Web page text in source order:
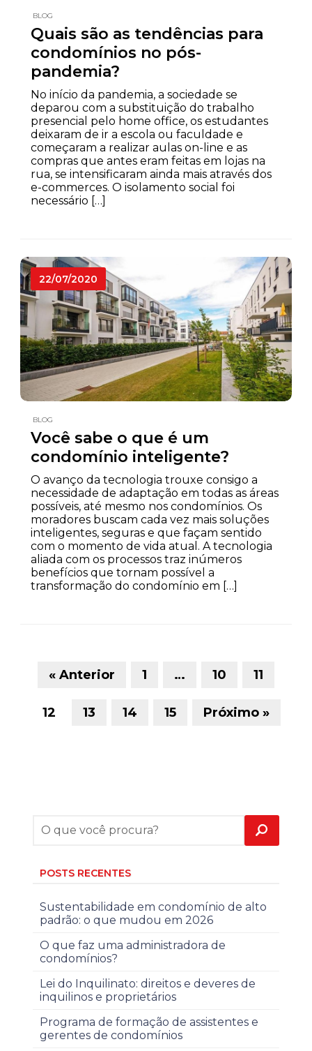
BLOG
Quais são as tendências para
condomínios no pós-
pandemia?
No início da pandemia, a sociedade se
deparou com a substituição do trabalho
presencial pelo home office, os estudantes
deixaram de ir a escola ou faculdade e
começaram a realizar aulas on-line e as
compras que antes eram feitas em lojas na
rua, se intensificaram ainda mais através dos
e-commerces. O isolamento social foi
necessário […]
22/07/2020
BLOG
Você sabe o que é um
condomínio inteligente?
O avanço da tecnologia trouxe consigo a
necessidade de adaptação em todas as áreas
possíveis, até mesmo nos condomínios. Os
moradores buscam cada vez mais soluções
inteligentes, seguras e que façam sentido
com o momento de vida atual. A tecnologia
aliada com os processos traz inúmeros
benefícios que tornam possível a
transformação do condomínio em […]
« Anterior 1 … 10 11
12 13 14 15 Próximo »
POSTS RECENTES
Sustentabilidade em condomínio de alto
padrão: o que mudou em 2026
O que faz uma administradora de
condomínios?
Lei do Inquilinato: direitos e deveres de
inquilinos e proprietários
Programa de formação de assistentes e
gerentes de condomínios